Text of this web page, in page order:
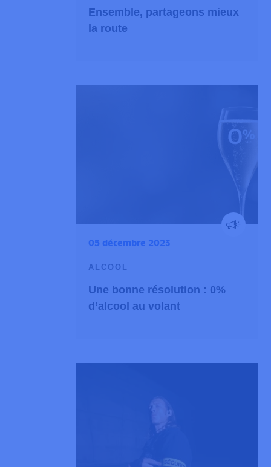
Ensemble, partageons mieux
la route
05 décembre 2023
ALCOOL
Une bonne résolution : 0%
d’alcool au volant